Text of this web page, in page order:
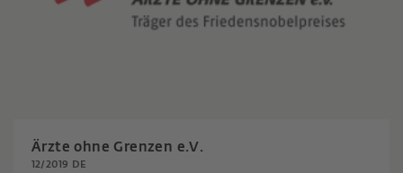
Ärzte ohne Grenzen e.V.
12/2019 DE